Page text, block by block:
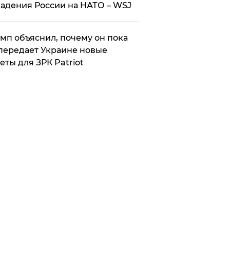
России на НАТО – WSJ
объяснил, почему он пока
Украине новые
для ЗРК Patriot